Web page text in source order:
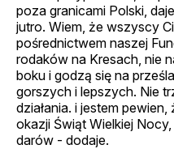
poza granicami Polski,
jutro. Wiem, że wszyscy
pośrednictwem naszej
rodaków na Kresach, nie
boku i godzą się na
gorszych i lepszych. Nie
działania. i jestem
okazji Świąt Wielkiej
darów - dodaje.